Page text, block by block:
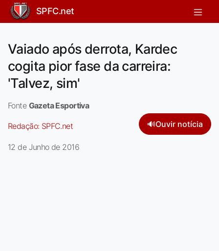
SPFC.net
Vaiado após derrota, Kardec
cogita pior fase da carreira:
'Talvez, sim'
Fonte Gazeta Esportiva
Redação: SPFC.net 🔊Ouvir notícia
12 de Junho de 2016